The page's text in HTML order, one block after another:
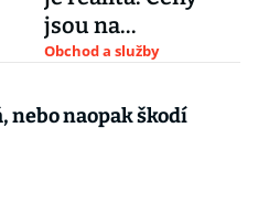
jsou na
historických
Obchod a služby
nebo naopak škodí